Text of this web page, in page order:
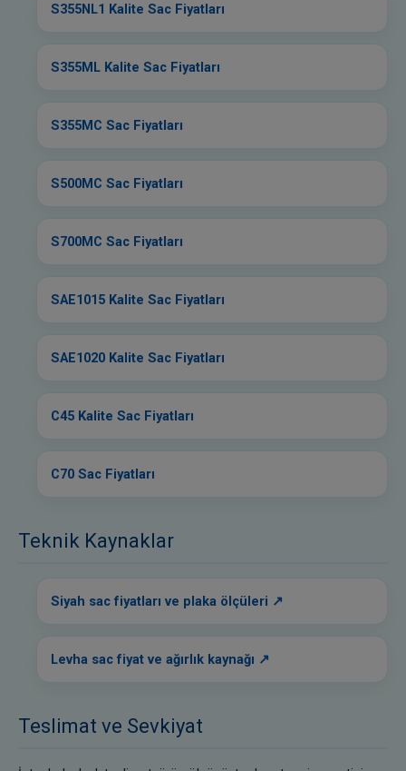
S355NL1 Kalite Sac Fiyatları
S355ML Kalite Sac Fiyatları
S355MC Sac Fiyatları
S500MC Sac Fiyatları
S700MC Sac Fiyatları
SAE1015 Kalite Sac Fiyatları
SAE1020 Kalite Sac Fiyatları
C45 Kalite Sac Fiyatları
C70 Sac Fiyatları
Teknik Kaynaklar
Siyah sac fiyatları ve plaka ölçüleri
Levha sac fiyat ve ağırlık kaynağı
Teslimat ve Sevkiyat